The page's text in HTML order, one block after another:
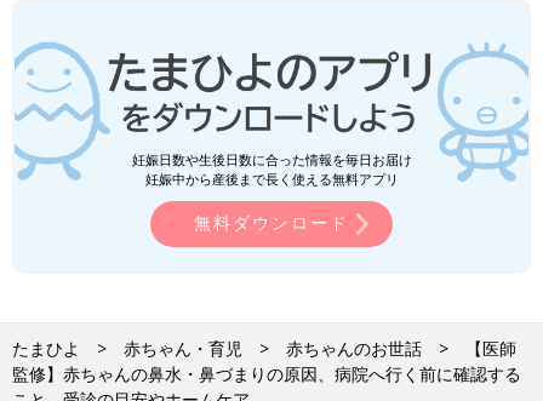
妊娠日数や生後日数に合った情報を毎日お届け
妊娠中から産後まで長く使える無料アプリ
無料ダウンロード
たまひよ 赤ちゃん・育児 赤ちゃんのお世話
【医師
監修】赤ちゃんの鼻水・鼻づまりの原因、病院へ行く前に確認する